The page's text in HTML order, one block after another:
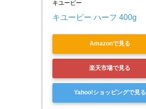
キユーピー
キユーピー ハーフ 400g
Amazonで見る
楽天市場で見る
Yahoo!ショッピングで見る